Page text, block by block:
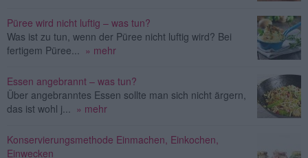
Püree wird nicht luftig – was tun?
Was ist zu tun, wenn der Püree nicht luftig wird? Bei
fertigem Püree... » mehr
Essen angebrannt – was tun?
Über angebranntes Essen sollte man sich nicht ärgern,
das ist wohl j... » mehr
Konservierungsmethode Einmachen, Einkochen,
Einwecken